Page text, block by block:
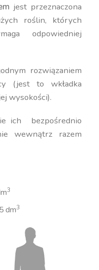
jest przeznaczona
roślin, których
odpowiedniej
rozwiązaniem
(jest to wkładka
wysokości).
ich bezpośrednio
wewnątrz razem
3
dm3